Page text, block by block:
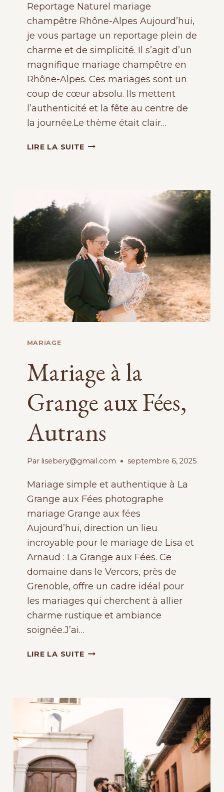
Reportage Naturel mariage
champêtre Rhône-Alpes Aujourd’hui,
je vous partage un reportage plein de
charme et de simplicité. Il s’agit d’un
magnifique mariage champêtre en
Rhône-Alpes. Ces mariages sont un
coup de cœur absolu. Ils mettent
l’authenticité et la fête au centre de
la journée.Le thème était clair…
LIRE LA SUITE PHOTOGRAPHE
GUINGUETTE
EN
RHÔNE-
ALPES
MARIAGE
Mariage à la
Grange aux Fées,
Autrans
Par lisebery@gmail.com septembre 6, 2025
Mariage simple et authentique à La
Grange aux Fées photographe
mariage Grange aux fées
Aujourd’hui, direction un lieu
incroyable pour le mariage de Lisa et
Arnaud : La Grange aux Fées. Ce
domaine dans le Vercors, près de
Grenoble, offre un cadre idéal pour
les mariages qui cherchent à allier
charme rustique et ambiance
soignée.J’ai…
LIRE LA SUITE MARIAGE
AUTRANS